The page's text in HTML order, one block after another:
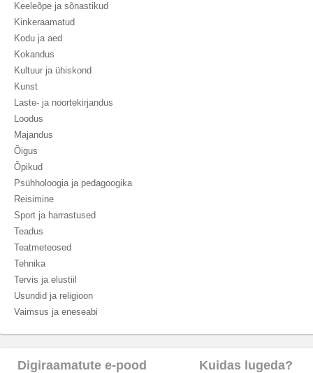
Keeleõpe ja sõnastikud
Kinkeraamatud
Kodu ja aed
Kokandus
Kultuur ja ühiskond
Kunst
Laste- ja noortekirjandus
Loodus
Majandus
Õigus
Õpikud
Psühholoogia ja pedagoogika
Reisimine
Sport ja harrastused
Teadus
Teatmeteosed
Tehnika
Tervis ja elustiil
Usundid ja religioon
Vaimsus ja eneseabi
Digiraamatute e-pood Kuidas lugeda?